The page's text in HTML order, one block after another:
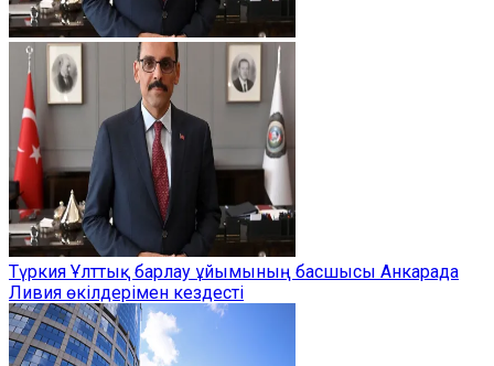
Түркия Ұлттық барлау ұйымының басшысы Анкарада
Ливия өкілдерімен кездесті